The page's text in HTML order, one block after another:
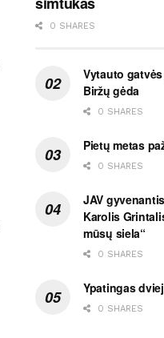
0 SHARES
Vytauto
Biržų gėda
0 SHARES
Pietų metas
0 SHARES
JAV
Karolis
mūsų siela“
0 SHARES
Ypatingas
0 SHARES